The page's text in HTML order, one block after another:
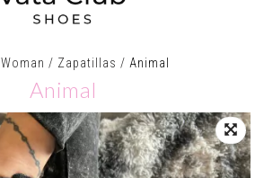
Woman / Zapatillas / Animal
Animal